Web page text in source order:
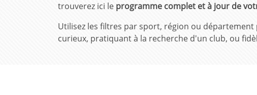
trouverez ici le programme complet et à jour de
Utilisez les filtres par sport, région ou
curieux, pratiquant à la recherche d'un club, ou